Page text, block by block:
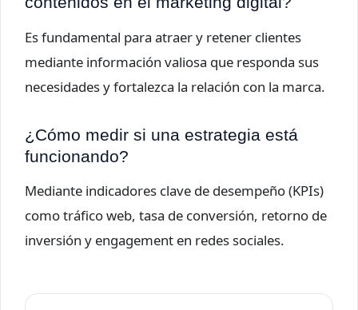
Es fundamental para atraer y retener clientes
mediante información valiosa que responda sus
necesidades y fortalezca la relación con la marca.
¿Cómo medir si una estrategia está
funcionando?
Mediante indicadores clave de desempeño (KPIs)
como tráfico web, tasa de conversión, retorno de
inversión y engagement en redes sociales.